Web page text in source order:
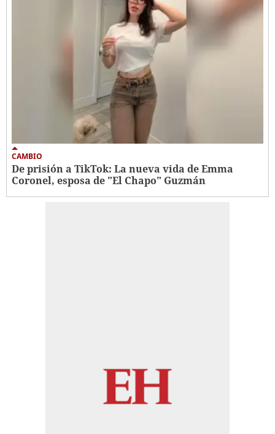
CAMBIO
De prisión a TikTok: La nueva vida de Emma
Coronel, esposa de "El Chapo" Guzmán